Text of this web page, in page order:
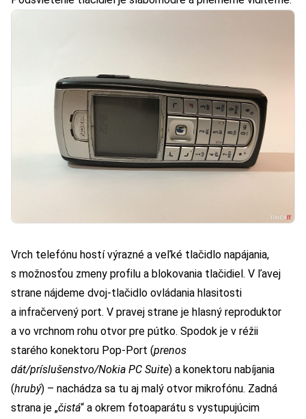
Vrch telefónu hostí výrazné a veľké tlačidlo napájania,
s možnosťou zmeny profilu a blokovania tlačidiel. V ľavej
strane nájdeme dvoj-tlačidlo ovládania hlasitosti
a infračervený port. V pravej strane je hlasný reproduktor
a vo vrchnom rohu otvor pre pútko. Spodok je v réžii
starého konektoru Pop-Port (prenos
dát/príslušenstvo/Nokia PC Suite) a konektoru nabíjania
(hrubý) – nachádza sa tu aj malý otvor mikrofónu. Zadná
strana je „čistá“ a okrem fotoaparátu s vystupujúcim